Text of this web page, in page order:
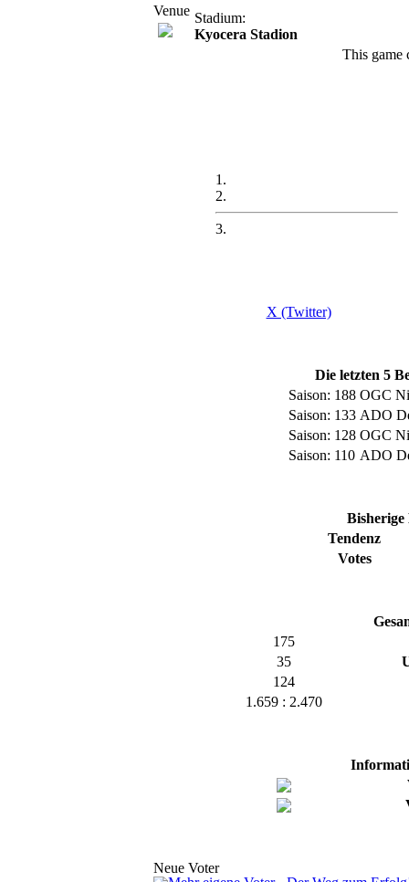
Venue Stadium:
Kyocera Stadion
This game
1.
2.
3.
X (Twitter)
Die letzten 5
Saison: 188 OGC
Saison: 133 ADO
Saison: 128 OGC
Saison: 110 ADO
Tendenz
Votes
175
35
124
1.659 : 2.470
Neue Voter